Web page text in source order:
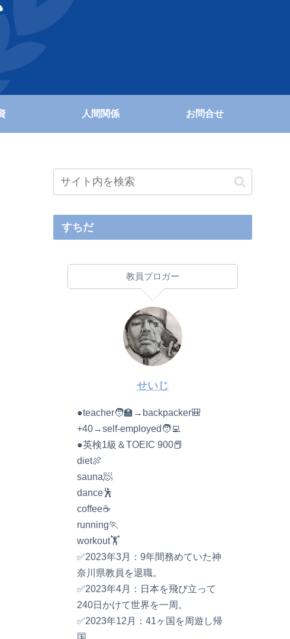
人間関係 お問合せ
すちだ
教員ブロガー
せいじ
●teacher🧑‍🏫→backpacker🎒
+40→self-employed🧑‍💻
●英検1級＆TOEIC 900📕
diet🍖
sauna🧖
dance🕺
coffee☕️
running🏃
workout🏋️
✅2023年3月：9年間務めていた神
奈川県教員を退職。
✅2023年4月：日本を飛び立って
240日かけて世界を一周。
✅2023年12月：41ヶ国を周遊し帰
国。